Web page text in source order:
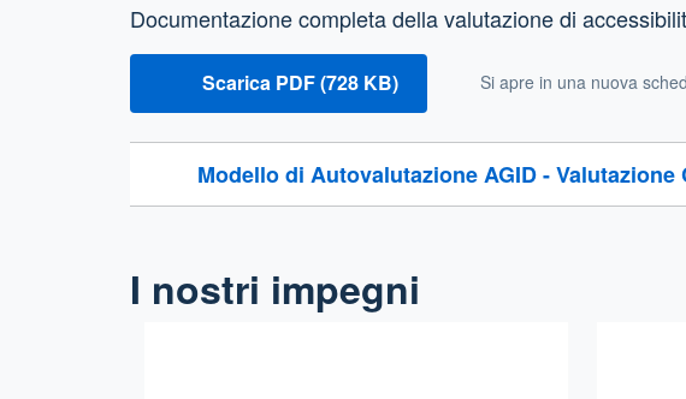
Documentazione completa della valutazione di
Scarica PDF (728 KB) Si apre in una nuova
Modello di Autovalutazione AGID - Valutazione
I nostri impegni